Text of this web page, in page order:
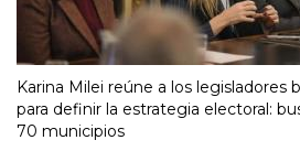
Karina Milei reúne a los legisladores
para definir la estrategia electoral:
70 municipios